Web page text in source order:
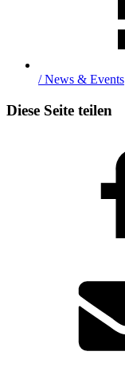
/ News & Events
Diese Seite teilen